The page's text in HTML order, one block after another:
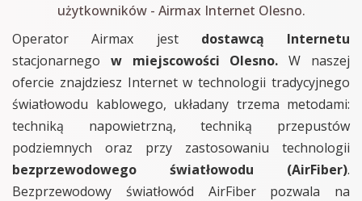
użytkowników - Airmax Internet Olesno.
Operator Airmax jest dostawcą Internetu
stacjonarnego w miejscowości Olesno. W naszej
ofercie znajdziesz Internet w technologii tradycyjnego
światłowodu kablowego, układany trzema metodami:
techniką napowietrzną, techniką przepustów
podziemnych oraz przy zastosowaniu technologii
bezprzewodowego światłowodu (AirFiber).
Bezprzewodowy światłowód AirFiber pozwala na